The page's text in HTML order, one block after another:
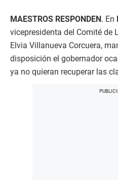
MAESTROS RESPONDEN . En
vicepresidenta del Comité de
Elvia Villanueva Corcuera,
disposición el gobernador
ya no quieran recuperar las